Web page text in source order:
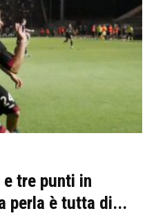
e tre punti in
perla è tutta di...